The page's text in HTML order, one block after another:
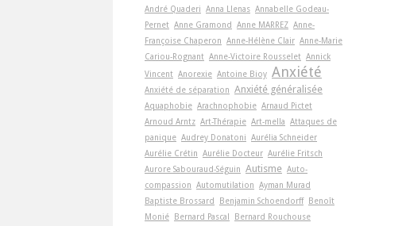
André Quaderi Anna Llenas Annabelle Godeau-
Pernet Anne Gramond Anne MARREZ Anne-
Françoise Chaperon Anne-Hélène Clair Anne-Marie
Cariou-Rognant Anne-Victoire Rousselet Annick
Vincent Anorexie Antoine Bioy Anxiété
Anxiété de séparation Anxiété généralisée
Aquaphobie Arachnophobie Arnaud Pictet
Arnoud Arntz Art-Thérapie Art-­mella Attaques de
panique Audrey Donatoni Aurélia Schneider
Aurélie Crétin Aurélie Docteur Aurélie Fritsch
Aurore Sabouraud-Séguin Autisme Auto-
compassion Automutilation Ayman Murad
Baptiste Brossard
Benjamin Schoendorff Benoît
Monié Bernard Pascal
Bernard Rouchouse